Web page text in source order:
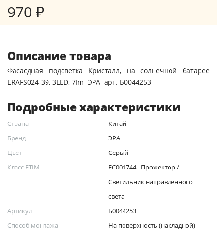
970 ₽
Описание товара
Фасасдная подсветка Кристалл, на солнечной батарее
ERAFS024-39, 3LED, 7Im ЭРА арт. Б0044253
Подробные характеристики
Страна
Китай
Бренд
ЭРА
Цвет
Серый
Класс ETIM
EC001744 - Прожектор /
Светильник направленного
света
Артикул
Б0044253
Способ монтажа
На поверхность (накладной)